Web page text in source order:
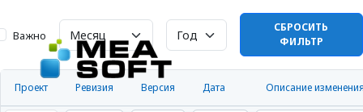
Важно
СБРОСИТЬ
ФИЛЬТР
Проект Ревизия Версия Дата Описание